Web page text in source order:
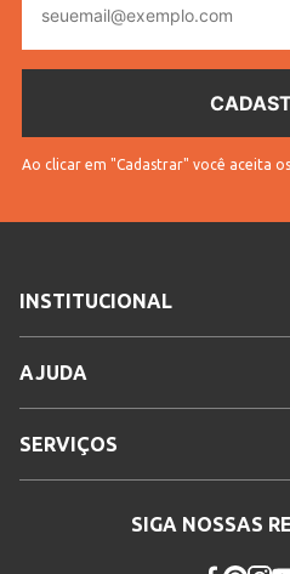
mail
Ao clicar em "Cadastrar" você aceita os
INSTITUCIONAL
AJUDA
SERVIÇOS
SIGA NOSSAS